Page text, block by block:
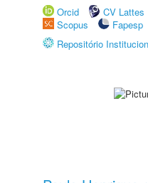
Orcid
CV Lattes
Scopus
Fapesp
Repositório